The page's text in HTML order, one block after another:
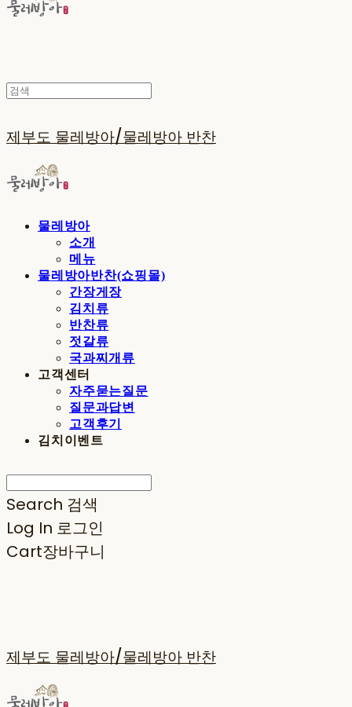
제부도 물레방아/물레방아 반찬
물레방아
소개
메뉴
물레방아반찬(쇼핑몰)
간장게장
김치류
반찬류
젓갈류
국과찌개류
고객센터
자주묻는질문
질문과답변
고객후기
김치이벤트
Search 검색
Log In 로그인
Cart장바구니
제부도 물레방아/물레방아 반찬